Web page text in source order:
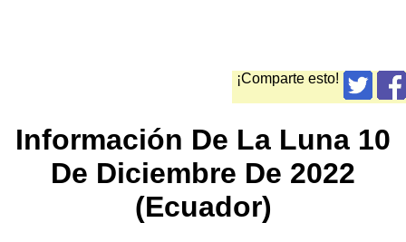
¡Comparte esto!
Información De La Luna 10
De Diciembre De 2022
(Ecuador)